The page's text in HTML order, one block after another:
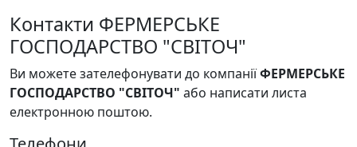
Контакти ФЕРМЕРСЬКЕ
ГОСПОДАРСТВО "СВІТОЧ"
Ви можете зателефонувати до компаніїФЕРМЕРСЬКЕ
ГОСПОДАРСТВО "СВІТОЧ" або написати листа
електронною поштою.